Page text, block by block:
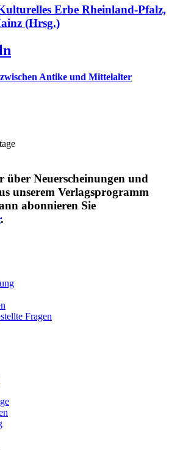
Erbe Rheinland-Pfalz,
(Hrsg.)
Antike und Mittelalter
über Neuerscheinungen und
unserem Verlagsprogramm
abonnieren Sie
.
Fragen